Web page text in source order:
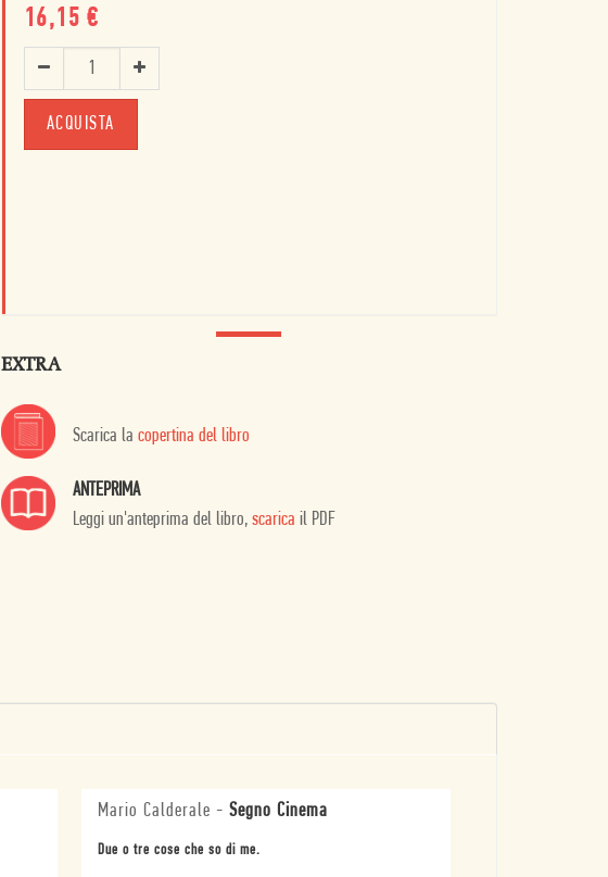
16,15 €
ACQUISTA
EXTRA
Scarica la copertina del libro
ANTEPRIMA
Leggi un'anteprima del libro, scarica il PDF
Mario Calderale - Segno Cinema
Due o tre cose che so di me.